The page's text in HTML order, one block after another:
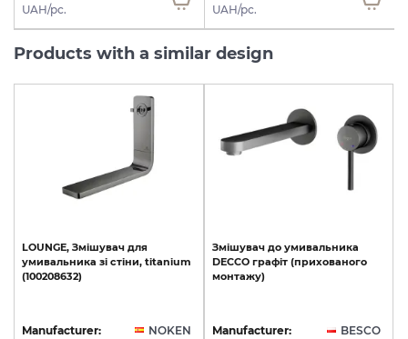
UAH/pc. UAH/pc.
Products with a similar design
LOUNGE, Змішувач для
умивальника зі стіни, titanium
(100208632)
Manufacturer: NOKEN
Змішувач до умивальника
DECCO графіт (прихованого
монтажу)
Manufacturer: BESCO